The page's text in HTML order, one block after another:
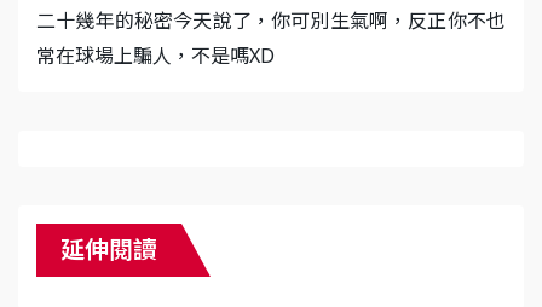
二十幾年的秘密今天說了，你可別生氣啊，反正你不也
常在球場上騙人，不是嗎XD
延伸閱讀